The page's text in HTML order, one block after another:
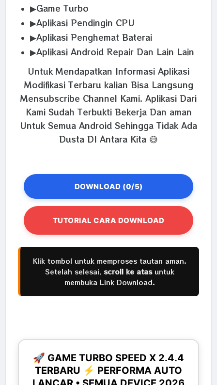
▶Game Turbo
▶Aplikasi Pendingin CPU
▶Aplikasi Penghemat Baterai
▶Aplikasi Android Repair Dan Lain Lain
Untuk Mendapatkan Informasi Aplikasi
Modifikasi Terbaru kalian Bisa Langsung
Mensubscribe Channel Kami. Aplikasi Dari
Kami Sudah Terbukti Bekerja Dan aman
Untuk Semua Android Sehingga Tidak Ada
Dusta DI Antara Kita 😅
DOWNLOAD (0/5)
TUTORIAL CARA DOWNLOAD
Klik tombol untuk memproses tautan aman.
Setelah selesai, scroll ke atasuntuk
membuka Link Download.
🚀 GAME TURBO SPEED X 2.4.4
TERBARU ⚡ PERFORMA AUTO